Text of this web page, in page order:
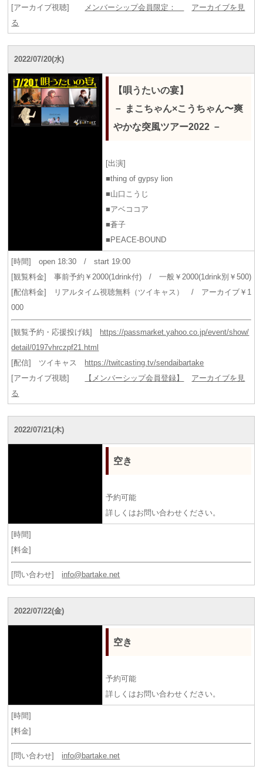
[アーカイブ視聴]
メンバーシップ会員限定：
アーカイブを見
る
2022/07/20(水)
【唄うたいの宴】
－ まこちゃん×こうちゃん〜爽
やかな突風ツアー2022 －
[出演]
■thing of gypsy lion
■山口こうじ
■アベココア
■蒼子
■PEACE-BOUND
[時間] open 18:30 / start 19:00
[観覧料金] 事前予約￥2000(1drink付) / 一般￥2000(1drink別￥500)
[配信料金] リアルタイム視聴無料（ツイキャス） / アーカイブ￥1
000
[観覧予約・応援投げ銭] https://passmarket.yahoo.co.jp/event/show/
detail/0197vhrczpf21.html
[配信] ツイキャス https://twitcasting.tv/sendaibartake
[アーカイブ視聴]
【メンバーシップ会員登録】
アーカイブを見
る
2022/07/21(木)
空き
予約可能
詳しくはお問い合わせください。
[時間]
[料金]
[問い合わせ] info@bartake.net
2022/07/22(金)
空き
予約可能
詳しくはお問い合わせください。
[時間]
[料金]
[問い合わせ] info@bartake.net